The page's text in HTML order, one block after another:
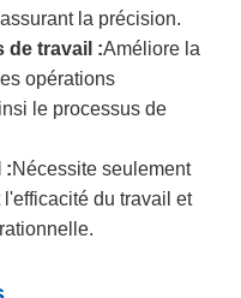
la précision.
de travail :Améliore la
opérations
le processus de
:Nécessite seulement
du travail et